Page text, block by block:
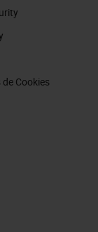
Cookies